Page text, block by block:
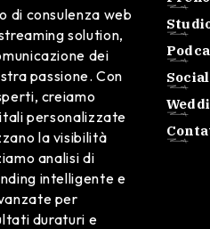
di consulenza web
solution,
dei
passione. Con
creiamo
personalizzate
la visibilità
analisi di
intelligente e
per
duraturi e